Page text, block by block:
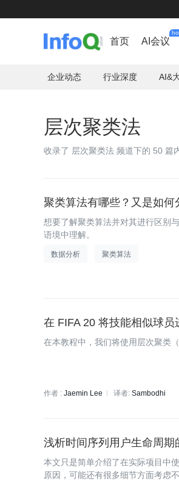
首页 AI会议
企业动态 行业深度 AI&
层次聚类法
收录了 层次聚类法 频道下的 50 篇
聚类算法有哪些？又是如何
想要了解聚类算法并对其进行区别
语境中理解。
数据分析 聚类算法
在 FIFA 20 将技能相似球
在本教程中，我们将使用层次聚类
作者 : Jaemin Lee 译者: Sambodhi
浅析时间序列用户生命周期
本文只是简单介绍了在实际项目中
原因，可能还有很多细节方面考虑